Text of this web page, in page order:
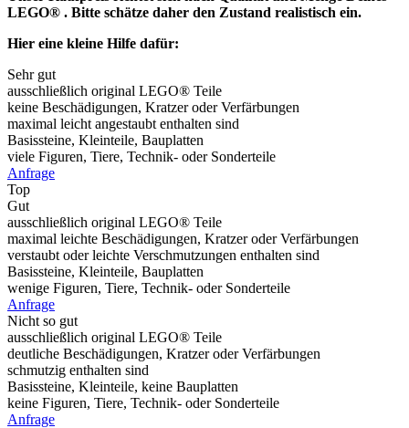
LEGO® . Bitte schätze daher den Zustand realistisch ein.
Hier eine kleine Hilfe dafür:
Sehr gut
ausschließlich original LEGO® Teile
keine Beschädigungen, Kratzer oder Verfärbungen
maximal leicht angestaubt enthalten sind
Basissteine, Kleinteile, Bauplatten
viele Figuren, Tiere, Technik- oder Sonderteile
Anfrage
Top
Gut
ausschließlich original LEGO® Teile
maximal leichte Beschädigungen, Kratzer oder Verfärbungen
verstaubt oder leichte Verschmutzungen enthalten sind
Basissteine, Kleinteile, Bauplatten
wenige Figuren, Tiere, Technik- oder Sonderteile
Anfrage
Nicht so gut
ausschließlich original LEGO® Teile
deutliche Beschädigungen, Kratzer oder Verfärbungen
schmutzig enthalten sind
Basissteine, Kleinteile, keine Bauplatten
keine Figuren, Tiere, Technik- oder Sonderteile
Anfrage